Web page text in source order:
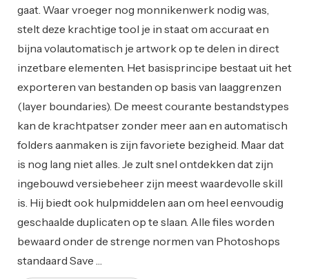
gaat. Waar vroeger nog monnikenwerk nodig was,
stelt deze krachtige tool je in staat om accuraat en
bijna volautomatisch je artwork op te delen in direct
inzetbare elementen. Het basisprincipe bestaat uit het
exporteren van bestanden op basis van laaggrenzen
(layer boundaries). De meest courante bestandstypes
kan de krachtpatser zonder meer aan en automatisch
folders aanmaken is zijn favoriete bezigheid. Maar dat
is nog lang niet alles. Je zult snel ontdekken dat zijn
ingebouwd versiebeheer zijn meest waardevolle skill
is. Hij biedt ook hulpmiddelen aan om heel eenvoudig
geschaalde duplicaten op te slaan. Alle files worden
bewaard onder de strenge normen van Photoshops
standaard Save …